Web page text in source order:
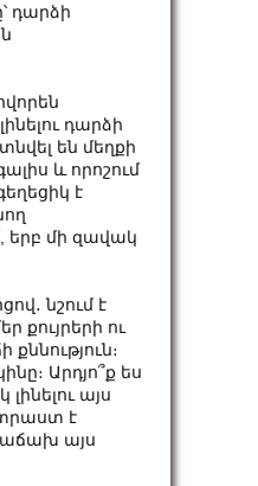
դարձի
դարձի
են մեղքի
և որոշում
է
երբ մի զավակ
նշում է
քույրերի ու
Արդյո՞ք ես
այս
է
այս